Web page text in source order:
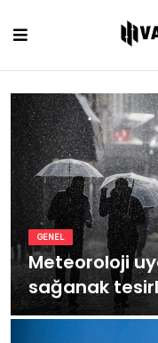
content
GENEL
Meteoroloji
sağanak